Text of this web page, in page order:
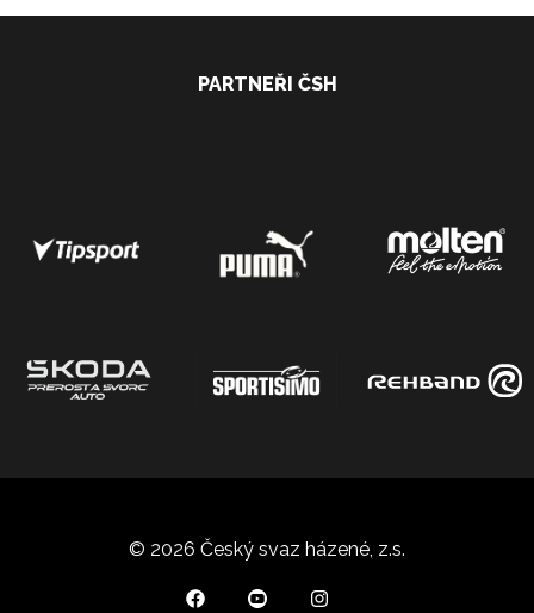
PARTNEŘI ČSH
© 2026 Český svaz házené, z.s.